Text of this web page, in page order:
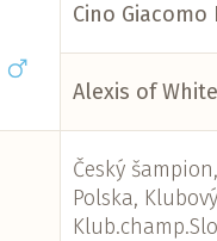
Cino Giacomo
Alexis of
Český
Polska,